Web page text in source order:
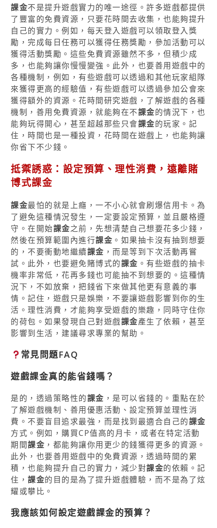
課金不是提升遊戲實力的唯一途徑。許多遊戲都提供
了豐富的免費資源，只要花時間去收集，也能夠提升
自己的實力。例如，每天登入遊戲可以領取登入獎
勵，完成每日任務可以獲得任務獎勵，參加活動可以
獲得活動獎勵。這些免費資源雖然不多，但積少成
多，也能夠讓你慢慢變強。此外，也要善用遊戲中的
各種機制，例如，有些遊戲可以透過和其他玩家組隊
來獲得更高的經驗值，有些遊戲可以透過參加公會來
獲得額外的資源。花時間研究遊戲，了解遊戲的各種
機制，善用免費資源，就能夠在不課金的情況下，也
能夠玩得開心，甚至超越那些只會課金的玩家。記
住，時間也是一種投資，花時間在遊戲上，也能夠讓
你省下不少錢。
抵禦誘惑：設定預算、理性消費，遠離賭
博式課金
課金最怕的就是上癮，一不小心就會刷爆信用卡。為
了避免這種情況發生，一定要設定預算，並且嚴格遵
守。在開始課金之前，先想清楚自己想要花多少錢，
然後在預算範圍內進行課金 。如果抽卡沒有抽到想要
的，不要衝動地繼續課金 ，而是等到下次活動再嘗
試。此外，也要避免賭博式的課金 。有些遊戲的抽卡
機率非常低，花再多錢也可能抽不到想要的。這種情
況下，不如放棄，把錢省下來做其他更有意義的事
情。記住，遊戲只是娛樂，不要讓遊戲影響到你的生
活。理性消費，才能夠享受遊戲的樂趣，同時守住你
的荷包。如果發現自己對遊戲課金產生了依賴，甚至
影響到生活，建議尋求專業的幫助。
常見問題FAQ
遊戲課金真的能省錢嗎？
是的，透過策略性的課金 ，是可以省錢的。重點在於
了解遊戲機制、善用優惠活動、設定預算並理性消
費。不要盲目追求最強，而是找到最適合自己的課金
方式。例如，購買CP值高的月卡，或者在特定活動
期間課金 ，都能夠讓你用更少的錢獲得更多的資源。
此外，也要善用遊戲中的免費資源，透過時間的累
積，也能夠提升自己的實力，減少對課金的依賴。記
住，課金的目的是為了提升遊戲體驗，而不是為了炫
耀或攀比。
我應該如何設定遊戲課金的預算？